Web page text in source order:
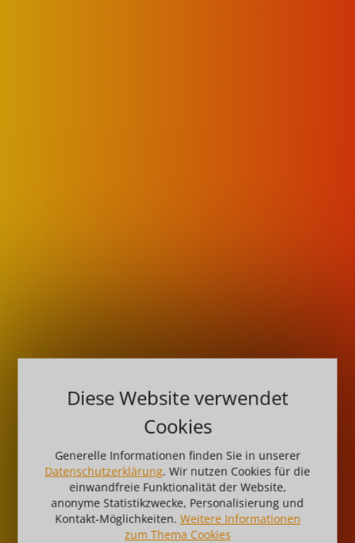
Diese Website verwendet
Cookies
Generelle Informationen finden Sie in unserer
Datenschutzerklärung. Wir nutzen Cookies für die
einwandfreie Funktionalität der Website,
anonyme Statistikzwecke, Personalisierung und
Kontakt-Möglichkeiten. Weitere Informationen
zum Thema Cookies